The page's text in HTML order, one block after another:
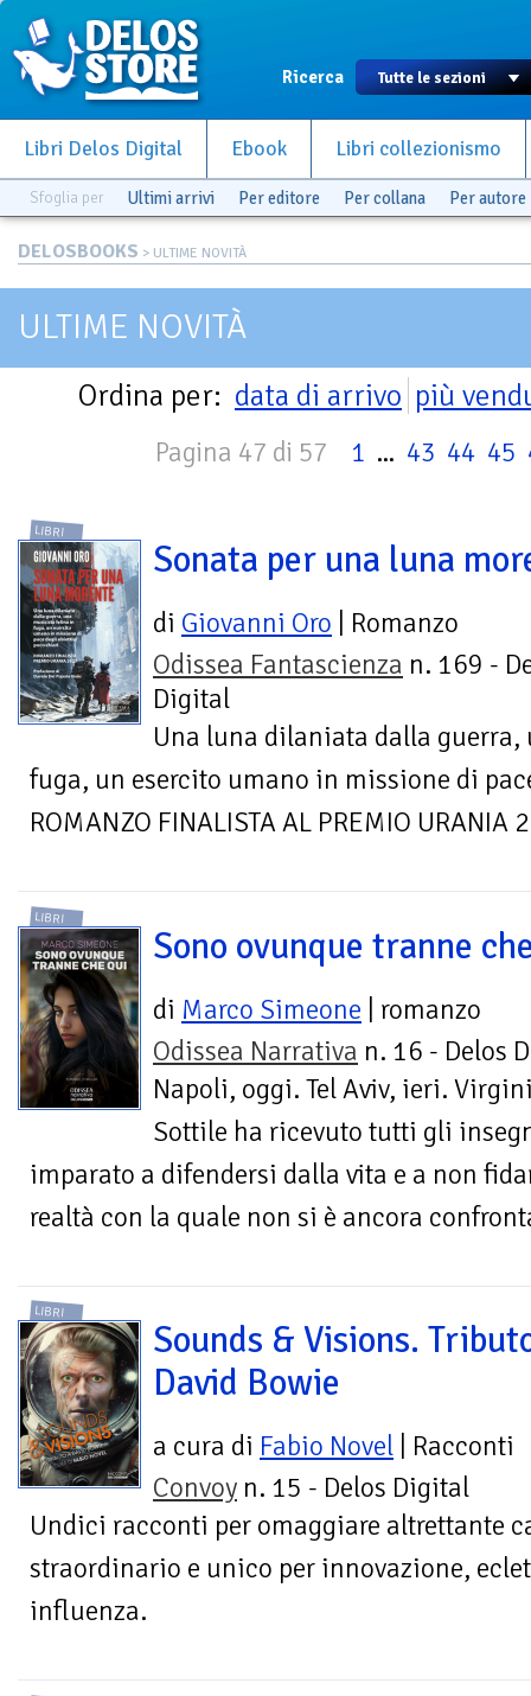
Ricerca
Libri Delos Digital Ebook Libri collezionismo
Sfoglia per Ultimi arrivi Per editore Per collana Per autore
DELOSBOOKS > ULTIME NOVITÀ
ULTIME NOVITÀ
Ordina per: data di arrivo più
Pagina 47 di 57 1 ... 43 44 45
LIBRI
Sonata per una luna
di Giovanni Oro | Romanzo
Odissea Fantascienza n. 169 -
Digital
Una luna dilaniata dalla
fuga, un esercito umano in missione di
ROMANZO FINALISTA AL PREMIO URANIA
LIBRI
Sono ovunque tranne
di Marco Simeone | romanzo
Odissea Narrativa n. 16 - Delos
Napoli, oggi. Tel Aviv, ieri.
Sottile ha ricevuto tutti gli
imparato a difendersi dalla vita e a non
realtà con la quale non si è ancora
LIBRI
Sounds & Visions.
David Bowie
a cura di Fabio Novel | Racconti
Convoy n. 15 - Delos Digital
Undici racconti per omaggiare altrettante
straordinario e unico per innovazione,
influenza.